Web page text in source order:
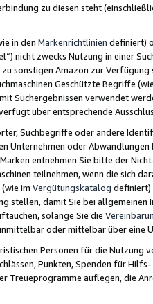
zu diesen steht
in den Markenrichtlinien definiert)
nicht zwecks Nutzung in einer
sonstigen Amazon zur
Geschützte Begriffe
Suchergebnissen verwendet
über entsprechende
Suchbegriffe oder andere
Unternehmen oder
entnehmen Sie bitte der
teilnehmen, wenn die sich
im Vergütungskatalog definiert)
stellen, damit Sie bei
solange Sie die
oder mittelbar über eine
Personen für die Nutzung
Punkten, Spenden für
Treueprogramme auflegen, die